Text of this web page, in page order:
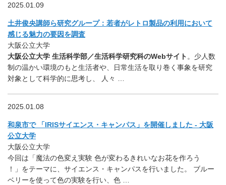
2025.01.09
土井俊央講師ら研究グループ：若者がレトロ製品の利用において
感じる魅力の要因を調査
大阪公立大学
大阪公立大学 生活科学部／生活科学研究科のWebサイト 。少人数
制の温かい環境のもと生活者や、日常生活を取り巻く事象を研究
対象として科学的に思考し、 人々 …
2025.01.08
和泉市で 「IRISサイエンス・キャンパス」を開催しました - 大阪
公立大学
大阪公立大学
今回は「魔法の色変え実験 色が変わるきれいなお花を作ろう
！」をテーマに、サイエンス・キャンパスを行いました。 ブルー
ベリーを使って色の実験を行い、色 …